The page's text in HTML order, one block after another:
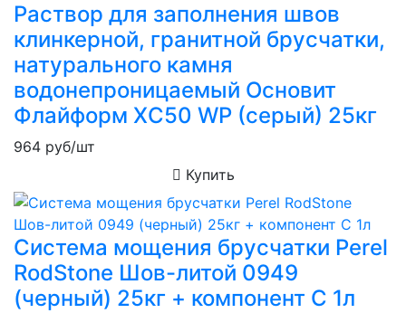
Раствор для заполнения швов
клинкерной, гранитной брусчатки,
натурального камня
водонепроницаемый Основит
Флайформ XC50 WP (серый) 25кг
964 руб/шт
Купить
Система мощения брусчатки Perel
RodStone Шов-литой 0949
(черный) 25кг + компонент C 1л